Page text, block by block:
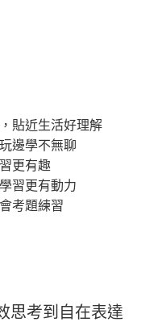
貼近生活好理解
邊學不無聊
更有趣
習更有動力
考題練習
思考到自在表達